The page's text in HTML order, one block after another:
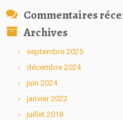
Commentaires
Archives
septembre 2025
décembre 2024
juin 2024
janvier 2022
juillet 2018